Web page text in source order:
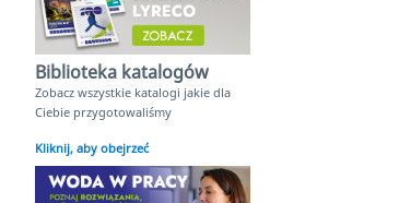
Biblioteka katalogów
Zobacz wszystkie katalogi jakie dla
Ciebie przygotowaliśmy
Kliknij, aby obejrzeć